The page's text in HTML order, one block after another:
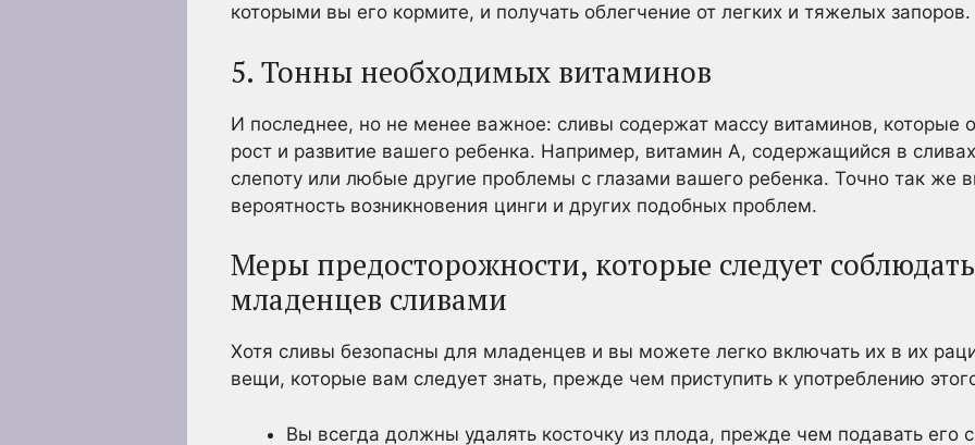
которыми вы его кормите, и получать облегчение от легких и тяжелых запоров.
5. Тонны необходимых витаминов
И последнее, но не менее важное: сливы содержат массу витаминов, которые
рост и развитие вашего ребенка. Например, витамин А, содержащийся в
слепоту или любые другие проблемы с глазами вашего ребенка. Точно так же
вероятность возникновения цинги и других подобных проблем.
Меры предосторожности, которые следует
младенцев сливами
Хотя сливы безопасны для младенцев и вы можете легко включать их в их
вещи, которые вам следует знать, прежде чем приступить к употреблению
Вы всегда должны удалять косточку из плода, прежде чем подавать его